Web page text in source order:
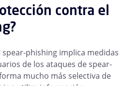
contra el
phishing implica medidas
de los ataques de spear-
mucho más selectiva de